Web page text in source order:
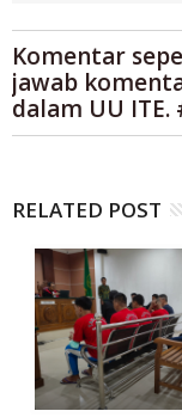
Komentar
jawab
dalam UU
RELATED POST